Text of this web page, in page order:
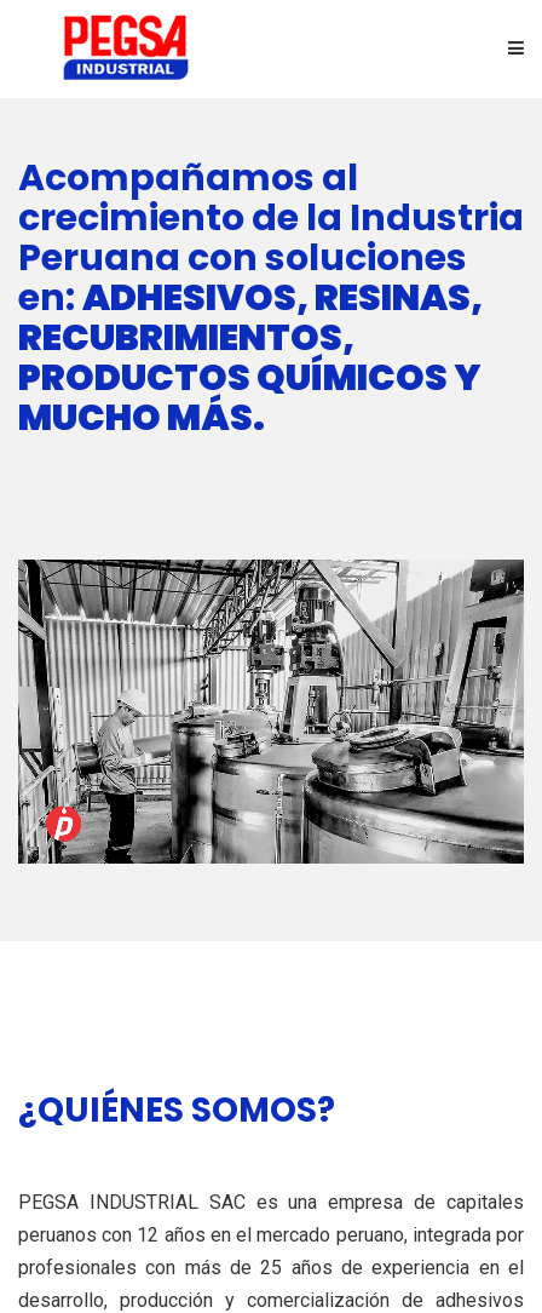
NOSOTROS
LÍNEA DE NEGOCIOS
CERTIFICACIONES
CONTÁCTENOS
Acompañamos al
crecimiento de la Industria
Peruana con soluciones
en:ADHESIVOS, RESINAS,
RECUBRIMIENTOS,
PRODUCTOS QUÍMICOS Y
MUCHO MÁS.
¿QUIÉNES SOMOS?
PEGSA INDUSTRIAL SAC es una empresa de capitales
peruanos con 12 años en el mercado peruano, integrada por
profesionales con más de 25 años de experiencia en el
desarrollo, producción y comercialización de adhesivos